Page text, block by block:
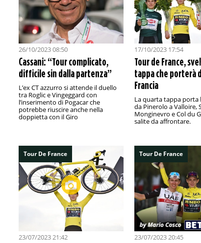
26/10/2023 08:50
Cassani: “Tour complicato,
difficile sin dalla partenza”
L’ex CT azzurro si attende il duello
tra Roglic e Vingeggard con
l’inserimento di Pogacar che
potrebbe riuscire anche nella
doppietta con il Giro
17/10/2023 17:54
Tour de France,
tappa che porterà
Francia
La quarta tappa porta
da Pinerolo a Valloire,
Monginevro e Col du
salite da affrontare.
Tour De France
23/07/2023 21:42
Tour De France
23/07/2023 20:45